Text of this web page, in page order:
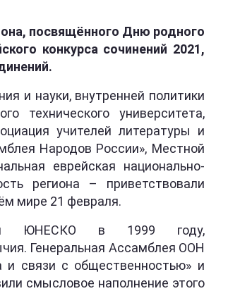
посвящённого Дню родного
конкурса сочинений 2021,
и науки, внутренней политики
технического университета,
учителей литературы и
Народов России», Местной
еврейская национально-
региона – приветствовали
мире 21 февраля.
ЮНЕСКО в 1999 году,
Генеральная Ассамблея ООН
и связи с общественностью» и
смысловое наполнение этого